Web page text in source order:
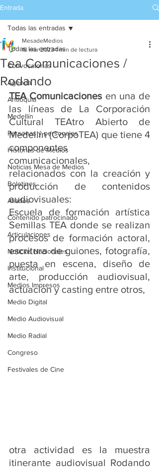
Entrada
Todas las entradas
Convocatorias
Agenda
Antioquia
Medellín
Personas y personajes
Historias de Medios
Noticias Mesa de Medios
Boletines
Aliados
Contenido patrocinado
Articulaciones
Noticias Nacionales
Institucional
Medios Impresos
Medio Digital
Medio Audiovisual
Medio Radial
Congreso
Festivales de Cine
Todas las entradas
Tea Comunicaciones /
Rodando
MesadeMedios
18 mar 2023 1 min de lectura
TEA Comunicaciones en una de
las líneas de La Corporación
Cultural TEAtro Abierto de
Medellín (CorpoTEA) que tiene 4
componentes
comunicacionales,
relacionados con la creación y
producción de contenidos
audiovisuales:
Escuela de formación artística
Semillas TEA donde se realizan
procesos de formación actoral,
escritura de guiones, fotografía,
puesta en escena, diseño de
arte, producción audiovisual,
actuación y casting entre otros,
otra actividad es la muestra
itinerante audiovisual Rodando